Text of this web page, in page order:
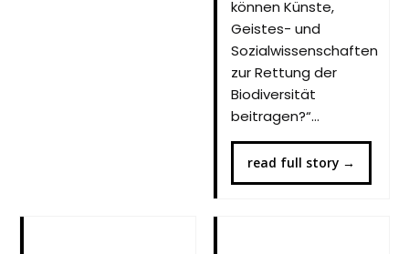
können Künste,
Geistes- und
Sozialwissenschaften
zur Rettung der
Biodiversität
beitragen?“…
read full story →